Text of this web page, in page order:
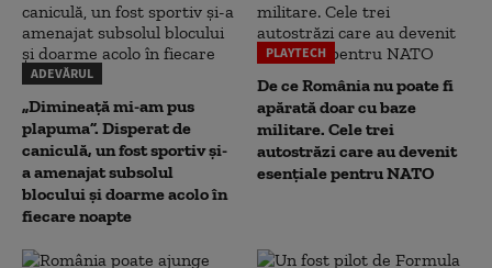
ADEVĂRUL
„Dimineață mi-am pus
plapuma”. Disperat de
caniculă, un fost sportiv și-
a amenajat subsolul
blocului și doarme acolo în
fiecare noapte
PLAYTECH
De ce România nu poate fi
apărată doar cu baze
militare. Cele trei
autostrăzi care au devenit
esențiale pentru NATO